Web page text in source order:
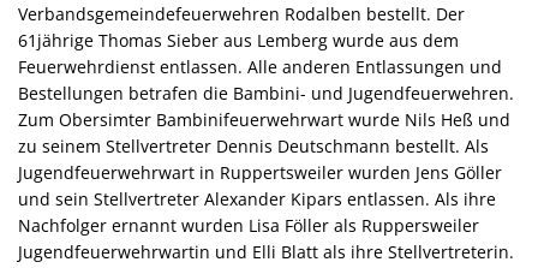
Verbandsgemeindefeuerwehren Rodalben bestellt. Der
61jährige Thomas Sieber aus Lemberg wurde aus dem
Feuerwehrdienst entlassen. Alle anderen Entlassungen und
Bestellungen betrafen die Bambini- und Jugendfeuerwehren.
Zum Obersimter Bambinifeuerwehrwart wurde Nils Heß und
zu seinem Stellvertreter Dennis Deutschmann bestellt. Als
Jugendfeuerwehrwart in Ruppertsweiler wurden Jens Göller
und sein Stellvertreter Alexander Kipars entlassen. Als ihre
Nachfolger ernannt wurden Lisa Föller als Ruppersweiler
Jugendfeuerwehrwartin und Elli Blatt als ihre Stellvertreterin.